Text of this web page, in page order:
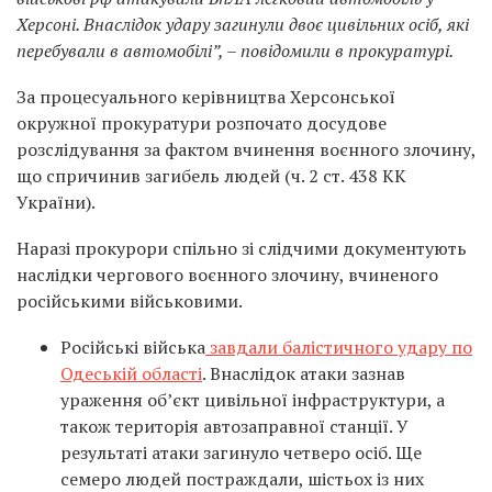
Херсоні. Внаслідок удару загинули двоє цивільних осіб, які
перебували в автомобілі”, – повідомили в прокуратурі.
За процесуального керівництва Херсонської
окружної прокуратури розпочато досудове
розслідування за фактом вчинення воєнного злочину,
що спричинив загибель людей (ч. 2 ст. 438 КК
України).
Наразі прокурори спільно зі слідчими документують
наслідки чергового воєнного злочину, вчиненого
російськими військовими.
Російські військазавдали балістичного удару по
Одеській області. Внаслідок атаки зазнав
ураження об’єкт цивільної інфраструктури, а
також територія автозаправної станції. У
результаті атаки загинуло четверо осіб. Ще
семеро людей постраждали, шістьох із них